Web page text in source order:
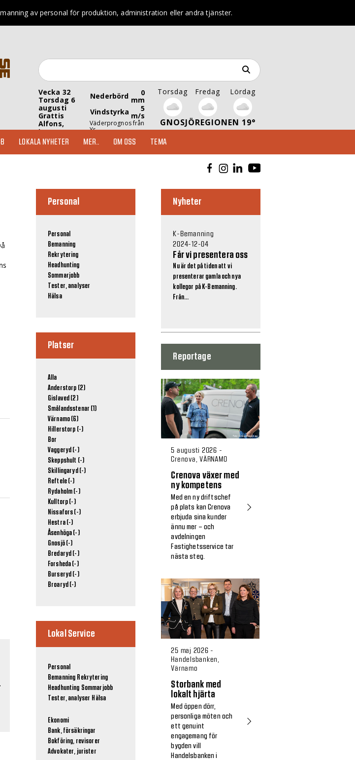
av personal för produktion, administration eller andra tjänster.
Vecka 32
Torsdag 6
augusti
Grattis
Alfons,
Inez
Nederbörd 0
mm
Vindstyrka
5
m/s
Väderprognos från
Yr
Torsdag Fredag Lördag
GNOSJÖREGIONEN 19°
LOKALA NYHETER MER.. OM OSS TEMA
Personal
Personal
Bemanning
Rekrytering
Headhunting
Sommarjobb
Tester, analyser
Hälsa
Platser
Alla
Anderstorp (2)
Gislaved (2)
Smålandsstenar (1)
Värnamo (6)
Hillerstorp (-)
Bor
Vaggeryd (-)
Skeppshult (-)
Skillingaryd (-)
Reftele (-)
Rydaholm (-)
Kulltorp (-)
Nissafors (-)
Hestra (-)
Åsenhöga (-)
Gnosjö (-)
Bredaryd (-)
Forsheda (-)
Burseryd (-)
Broaryd (-)
Lokal Service
Personal
Bemanning Rekrytering
Headhunting Sommarjobb
Tester, analyser Hälsa
Ekonomi
Bank, försäkringar
Bokföring, revisorer
Advokater, jurister
Nyheter
K-Bemanning
2024-12-04
Får vi presentera oss
Nu är det på tiden att vi
presenterar gamla och nya
kollegor på K-Bemanning.
Från...
Reportage
5 augusti 2026 -
Crenova, VÄRNAMO
Crenova växer med
ny kompetens
Med en ny driftschef
på plats kan Crenova
erbjuda sina kunder
ännu mer – och
avdelningen
Fastighetsservice tar
nästa steg.
25 maj 2026 -
Handelsbanken,
Värnamo
Storbank med
lokalt hjärta
Med öppen dörr,
personliga möten och
ett genuint
engagemang för
bygden vill
Handelsbanken i